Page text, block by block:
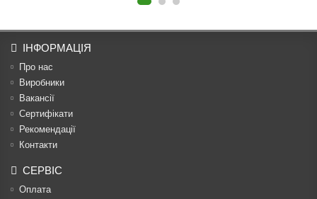
ІНФОРМАЦІЯ
Про нас
Виробники
Вакансії
Сертифікати
Рекомендації
Контакти
СЕРВІС
Оплата